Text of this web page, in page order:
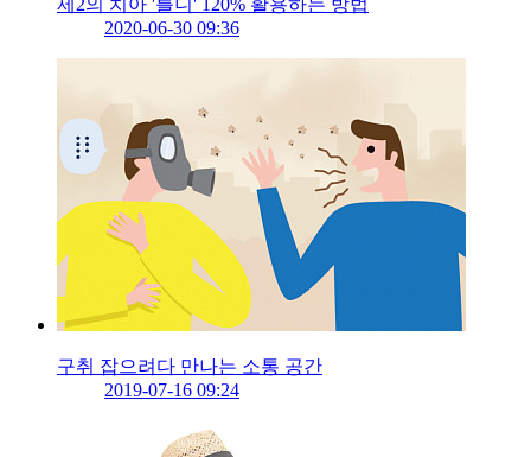
제2의 치아 '틀니' 120% 활용하는 방법
2020-06-30 09:36
구취 잡으려다 만나는 소통 공간
2019-07-16 09:24